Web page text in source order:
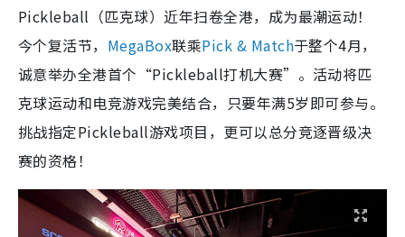
Pickleball（匹克球）近年扫卷全港，成为最潮运动！
今个复活节， MegaBox联乘Pick & Match于整个4月，
诚意举办全港首个“Pickleball打机大赛”。活动将匹
克球运动和电竞游戏完美结合，只要年满5岁即可参与。
挑战指定Pickleball游戏项目，更可以总分竞逐晋级决
赛的资格！